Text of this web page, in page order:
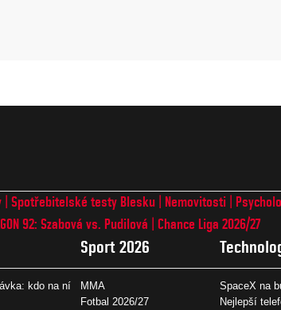
Spotřebitelské testy Blesku Nemovitosti
92: Szabová vs. Pudilová Chance Liga 2026/27
kdo na ní
Sport 2026
MMA
Fotbal 2026/27
SpaceX na
Nejlepší